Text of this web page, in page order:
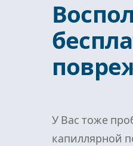
У Вас тоже
капиллярной